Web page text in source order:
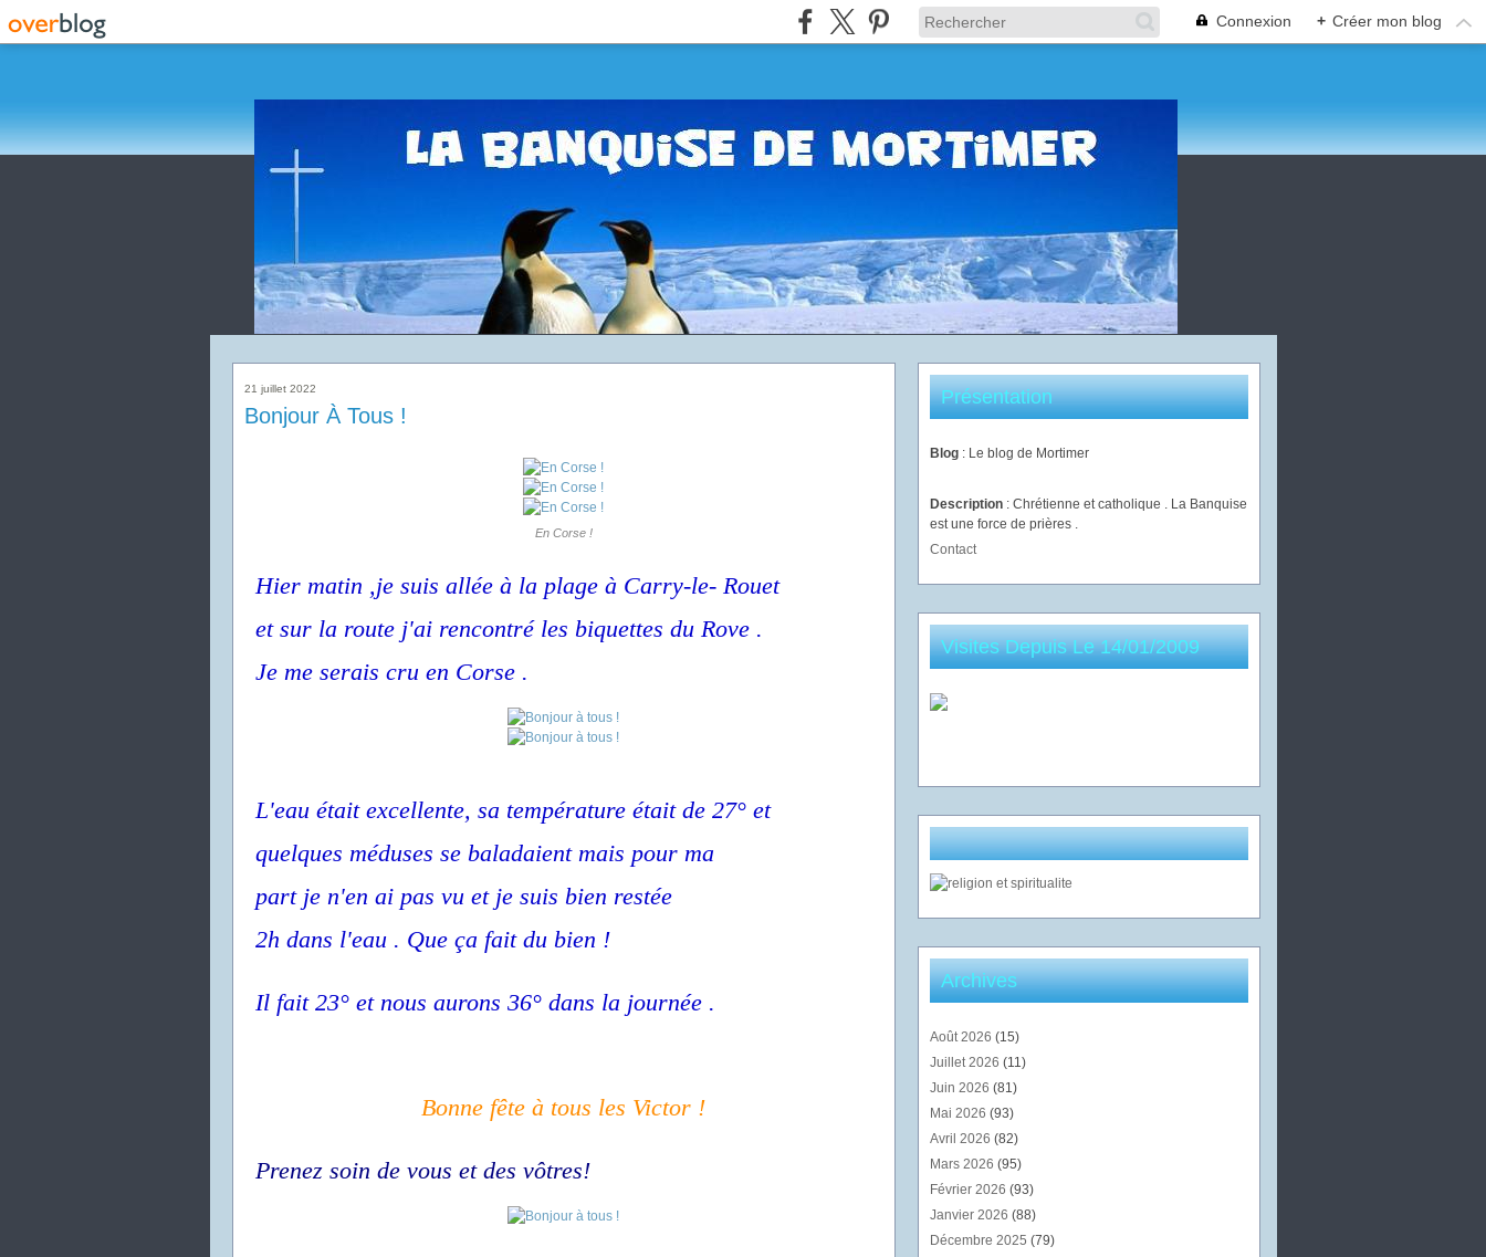
Connexion + Créer mon blog
21 juillet 2022
Bonjour À Tous !
En Corse !
Hier matin ,je suis allée à la plage à Carry-le- Rouet
et sur la route j'ai rencontré les biquettes du Rove .
Je me serais cru en Corse .
L'eau était excellente, sa température était de 27° et
quelques méduses se baladaient mais pour ma
part je n'en ai pas vu et je suis bien restée
2h dans l'eau . Que ça fait du bien !
Il fait 23° et nous aurons 36° dans la journée .
Bonne fête à tous les Victor !
Prenez soin de vous et des vôtres!
Présentation
Blog : Le blog de Mortimer
Description : Chrétienne et catholique . La Banquise
est une force de prières .
Contact
Visites Depuis Le 14/01/2009
Archives
Août 2026 (15)
Juillet 2026 (11)
Juin 2026 (81)
Mai 2026 (93)
Avril 2026 (82)
Mars 2026 (95)
Février 2026 (93)
Janvier 2026 (88)
Décembre 2025 (79)